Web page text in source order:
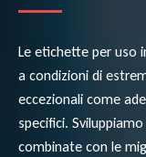
Le etichette per uso
a condizioni di
eccezionali come
specifici.
combinate con le